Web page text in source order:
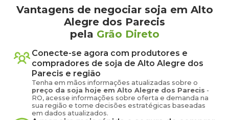
Vantagens de negociar soja em Alto
Alegre dos Parecis
pela Grão Direto
Conecte-se agora com produtores e
compradores de soja de Alto Alegre dos
Parecis e região
Tenha em mãos informações atualizadas sobre o
preço da soja hoje em Alto Alegre dos Parecis -
RO, acesse informações sobre oferta e demanda na
sua região e tome decisões estratégicas baseadas
em dados atualizados.